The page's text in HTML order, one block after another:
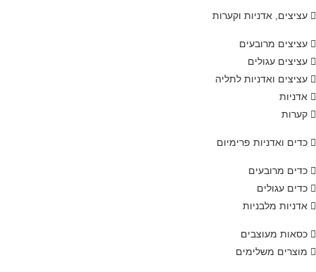
עציצים, אדניות וקערות
עציצים מרובעים
עציצים עגולים
עציצים ואדניות לתליה
אדניות
קערות
כדים ואדניות פרימיום
כדים מרובעים
כדים עגולים
אדניות מלבניות
כסאות מעוצבים
מוצרים משלימים